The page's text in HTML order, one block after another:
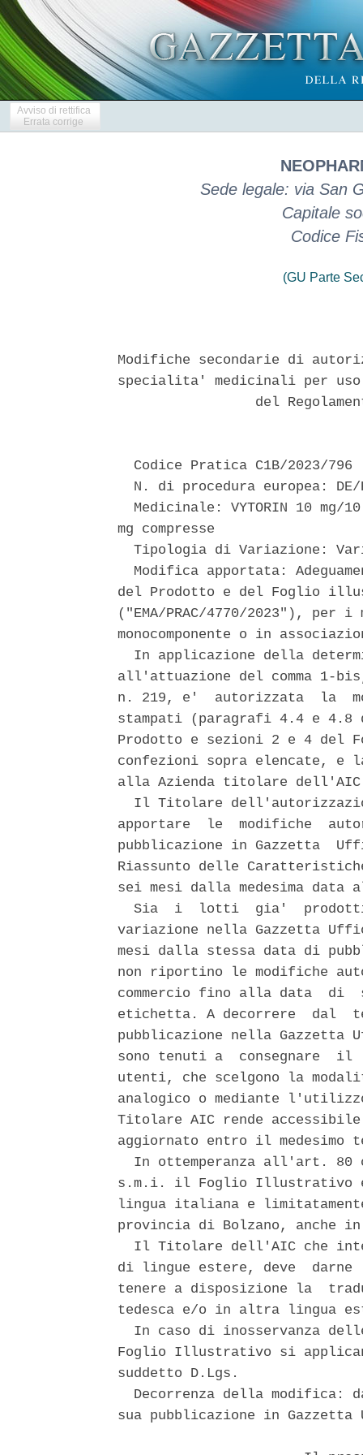
Avviso di rettifica
Errata corrige
Sede legale: via San
Capitale
Codice
(GU Parte
Modifiche secondarie di
specialita' medicinali per
del
  Codice Pratica C1B/2023/796
N. di procedura europea:
Medicinale: VYTORIN 10 mg/
mg compresse
Tipologia di Variazione:
Modifica apportata:
del Prodotto e del Foglio
("EMA/PRAC/4770/2023"),
monocomponente o in
In applicazione della
all'attuazione del comma 1-
n. 219, e'  autorizzata  la
stampati (paragrafi 4.4 e 4.8
Prodotto e sezioni 2 e 4 del
confezioni sopra elencate,
alla Azienda titolare
Il Titolare
apportare  le  modifiche
pubblicazione in Gazzetta
Riassunto delle
sei mesi dalla medesima
Sia  i  lotti  gia'
variazione nella Gazzetta
mesi dalla stessa data di
non riportino le modifiche
commercio fino alla data  di
etichetta. A decorrere  dal
pubblicazione nella
sono tenuti a  consegnare
utenti, che scelgono la
analogico o mediante
Titolare AIC rende
aggiornato entro il medesimo
In ottemperanza all'art. 80
s.m.i. il Foglio Illustrativo e
lingua italiana e
provincia di Bolzano, anche
Il Titolare dell'AIC che
di lingue estere, deve  darne
tenere a disposizione la
tedesca e/o in altra lingua
In caso di inosservanza
Foglio Illustrativo si
suddetto D.Lgs.
Decorrenza della modifica:
sua pubblicazione in